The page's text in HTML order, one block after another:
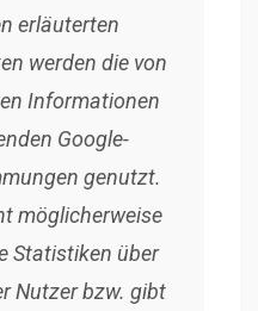
erläuterten
werden die von
Informationen
Google-
genutzt.
möglicherweise
Statistiken über
Nutzer bzw. gibt